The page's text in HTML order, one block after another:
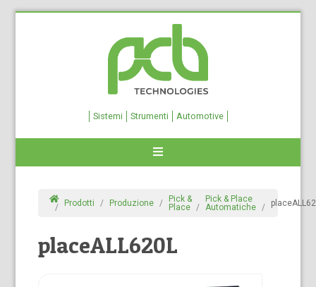
Sistemi Strumenti Automotive
Prodotti Produzione
Pick &
Place
Pick & Place
Automatiche
placeALL620L